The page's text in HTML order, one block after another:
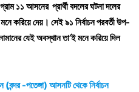
১১ আসনের প্রার্থী বদলের ঘটনা দলের
দেয়। সেই ৯১ নির্বাচন পরবর্তী উপ-
যেই অবস্থান তা’ই মনে করিয়ে দিল
-পতেঙ্গা) আসনটি থেকে নির্বাচন